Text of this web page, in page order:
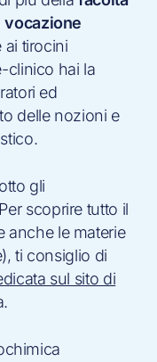
vocazione
ai tirocini
clinico hai la
ed
delle nozioni e
gli
scoprire tutto il
anche le materie
ti consiglio di
sul sito di